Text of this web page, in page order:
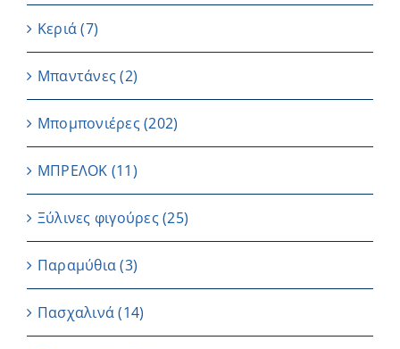
Κεριά (7)
Μπαντάνες (2)
Μπομπονιέρες(202)
ΜΠΡΕΛΟΚ (11)
Ξύλινες φιγούρες(25)
Παραμύθια (3)
Πασχαλινά (14)